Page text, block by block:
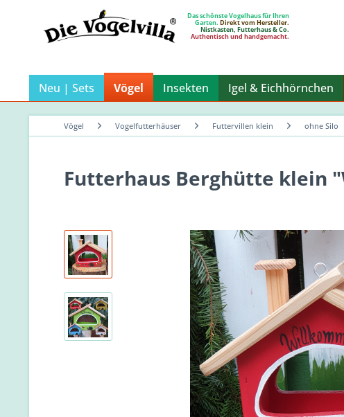
Das schönste Vogelhaus für Ihren
Garten. Direkt vom Hersteller.
Nistkasten, Futterhaus & Co.
Authentisch und handgemacht.
Neu | Sets Vögel Insekten Igel & Eichhörnchen
Vögel Vogelfutterhäuser Futtervillen klein ohne Silo
Futterhaus Berghütte klein